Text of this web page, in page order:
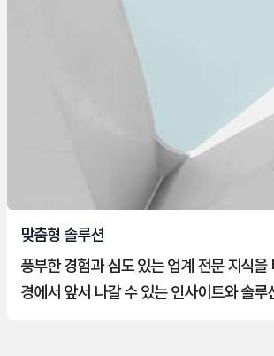
맞춤형 솔루션
풍부한 경험과 심도 있는 업계 전문 지식을
경에서 앞서 나갈 수 있는 인사이트와 솔루